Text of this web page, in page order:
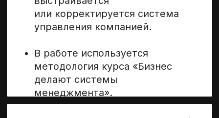
Собственник остаётся у руля
компании, но принимает решения
на основе системной аналитики
и управленческих инструментов.